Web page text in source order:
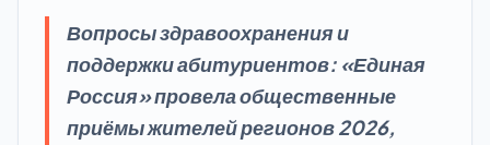
Вопросы здравоохранения и
поддержки абитуриентов: «Единая
Россия» провела общественные
приёмы жителей регионов 2026,